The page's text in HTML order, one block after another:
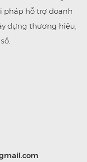
pháp hỗ trợ doanh
dựng thương hiệu,